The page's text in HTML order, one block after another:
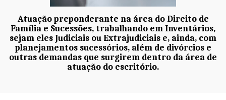
Atuação preponderante na área do Direito de
Família e Sucessões, trabalhando em Inventários,
sejam eles Judiciais ou Extrajudiciais e, ainda, com
planejamentos sucessórios, além de divórcios e
outras demandas que surgirem dentro da área de
atuação do escritório.